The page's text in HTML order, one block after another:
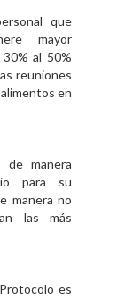
que
mayor
al 50%
reuniones
en
de manera
para su
manera no
las más
es